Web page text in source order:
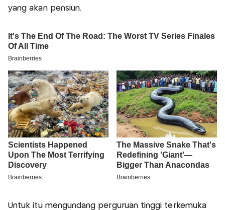
yang akan pensiun.
Untuk itu mengundang perguruan tinggi terkemuka